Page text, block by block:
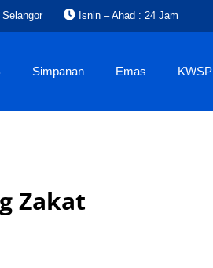
Isnin – Ahad : 24 Jam
Simpanan Emas KWSP
Zakat